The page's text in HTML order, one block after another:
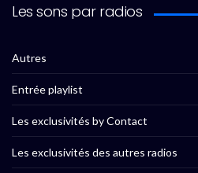
Les sons par radios
Autres
Entrée playlist
Les exclusivités by Contact
Les exclusivités des autres radios